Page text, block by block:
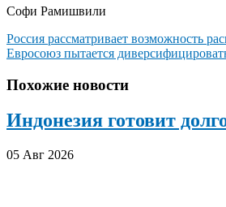
Софи Рамишвили
Навигация
по
записям
Россия рассматривает возможность
Евросоюз пытается
Похожие новости
Индонезия готовит
05 Авг 2026